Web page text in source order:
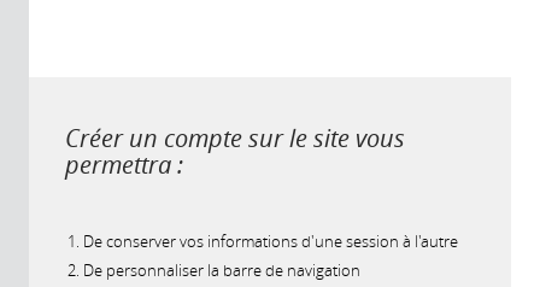
Créer un compte sur le site vous
permettra :
De conserver vos informations d'une session à l'autre
De personnaliser la barre de navigation